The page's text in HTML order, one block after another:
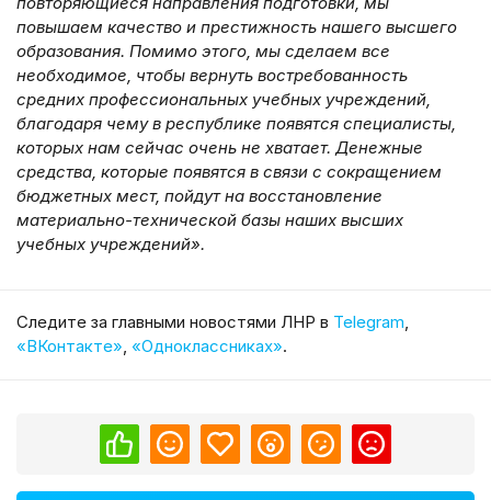
повышаем качество и престижность нашего высшего
образования. Помимо этого, мы сделаем все
необходимое, чтобы вернуть востребованность
средних профессиональных учебных учреждений,
благодаря чему в республике появятся специалисты,
которых нам сейчас очень не хватает. Денежные
средства, которые появятся в связи с сокращением
бюджетных мест, пойдут на восстановление
материально-технической базы наших высших
учебных учреждений».
Cледите за главными новостями ЛНР в Telegram,
«ВКонтакте», «Одноклассниках».